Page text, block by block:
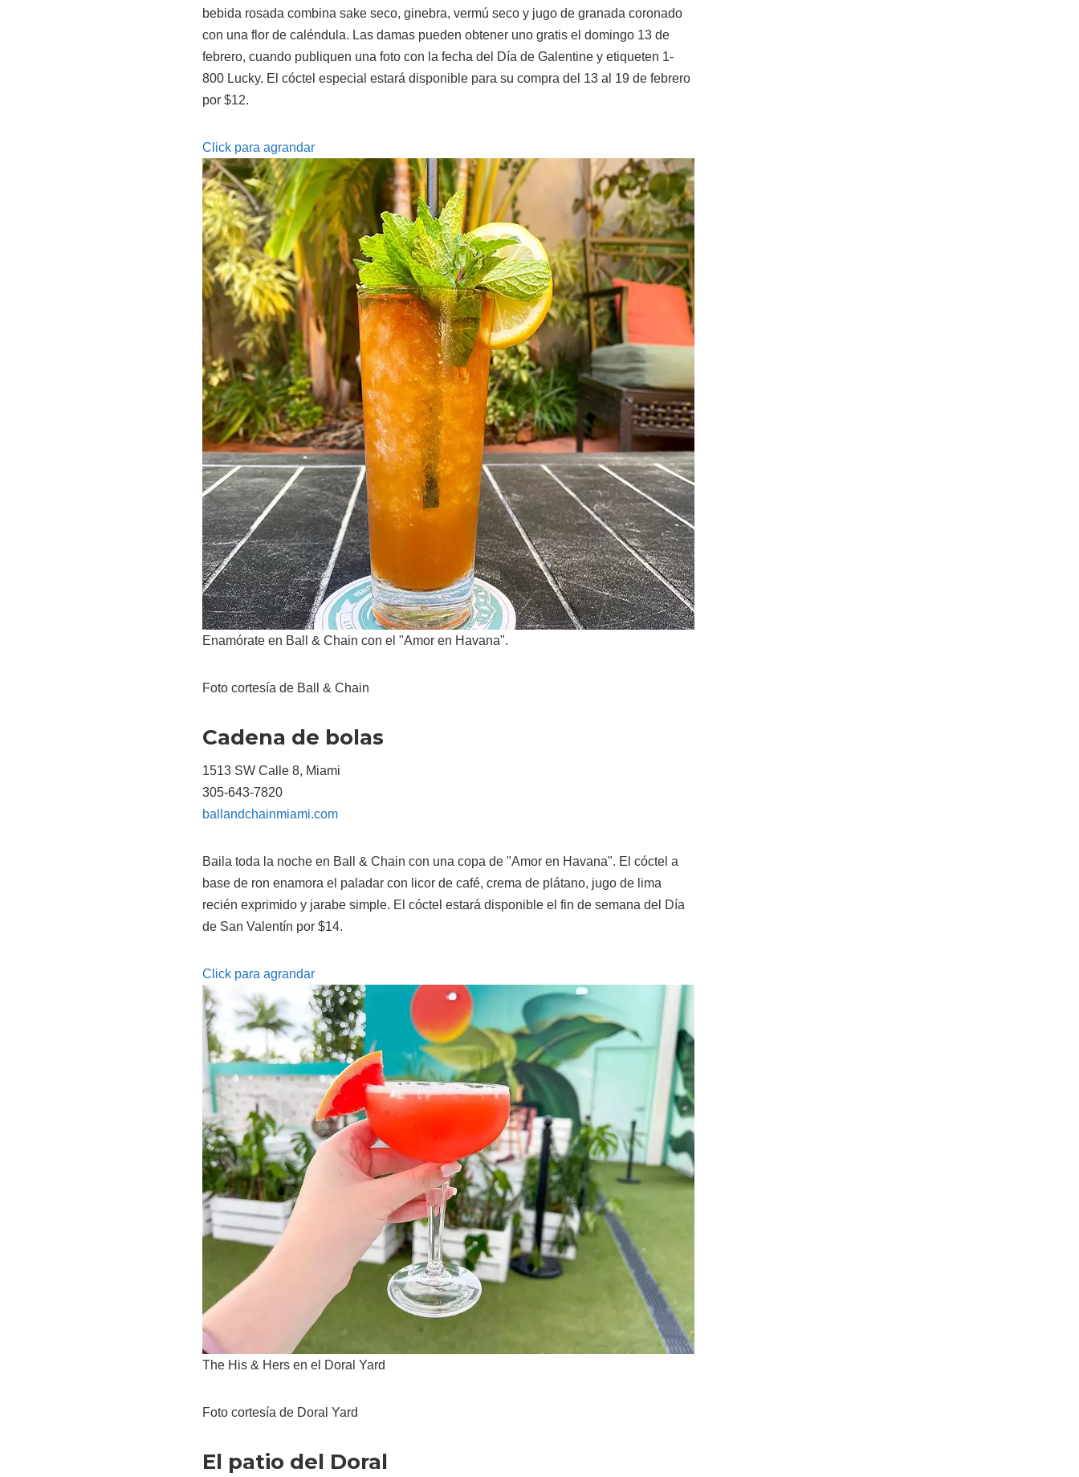
bebida rosada combina sake seco, ginebra, vermú seco y jugo de granada coronado
con una flor de caléndula. Las damas pueden obtener uno gratis el domingo 13 de
febrero, cuando publiquen una foto con la fecha del Día de Galentine y etiqueten 1-
800 Lucky. El cóctel especial estará disponible para su compra del 13 al 19 de febrero
por $12.
Click para agrandar
Enamórate en Ball & Chain con el "Amor en Havana".
Foto cortesía de Ball & Chain
Cadena de bolas
1513 SW Calle 8, Miami
305-643-7820
ballandchainmiami.com
Baila toda la noche en Ball & Chain con una copa de "Amor en Havana". El cóctel a
base de ron enamora el paladar con licor de café, crema de plátano, jugo de lima
recién exprimido y jarabe simple. El cóctel estará disponible el fin de semana del Día
de San Valentín por $14.
Click para agrandar
The His & Hers en el Doral Yard
Foto cortesía de Doral Yard
El patio del Doral